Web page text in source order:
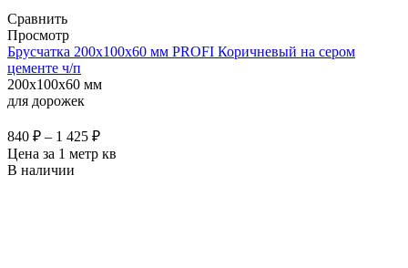
Сравнить
Просмотр
Брусчатка 200х100х60 мм PROFI Коричневый на сером
цементе ч/п
200x100x60 мм
для дорожек
840 ₽ – 1 425 ₽
Цена за 1 метр кв
В наличии